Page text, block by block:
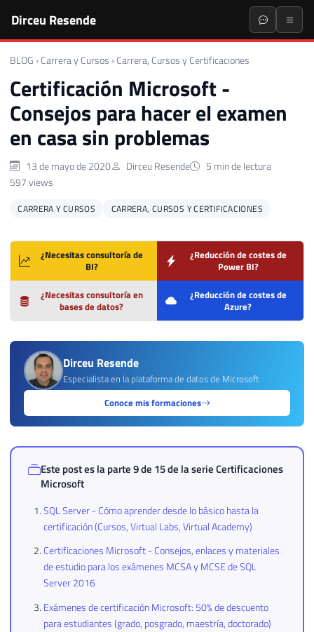
Dirceu Resende
BLOG › Carrera y Cursos › Carrera, Cursos y Certificaciones
Certificación Microsoft -
Consejos para hacer el examen
en casa sin problemas
13 de mayo de 2020 Dirceu Resende
5 min de lectura
597 views
CARRERA Y CURSOS CARRERA, CURSOS Y CERTIFICACIONES
¿Necesitas consultoría de
BI?
¿Reducción de costes de
Power BI?
¿Necesitas consultoría en
bases de datos?
¿Reducción de costes de
Azure?
Dirceu Resende
Especialista en la plataforma de datos de Microsoft
Conoce mis formaciones
Este post es la parte 9 de 15 de la serieCertificaciones
Microsoft
SQL Server - Cómo aprender desde lo básico hasta la
certificación (Cursos, Virtual Labs, Virtual Academy)
Certificaciones Microsoft - Consejos, enlaces y materiales
de estudio para los exámenes MCSA y MCSE de SQL
Server 2016
Exámenes de certificación Microsoft: 50% de descuento
para estudiantes (grado, posgrado, maestría, doctorado)